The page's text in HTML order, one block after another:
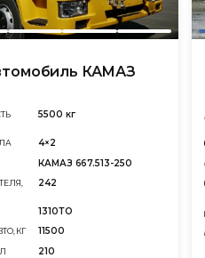
КАМАЗ
5500 кг
4×2
КАМАЗ 667.513-250
242
1310ТО
КГ 11500
210